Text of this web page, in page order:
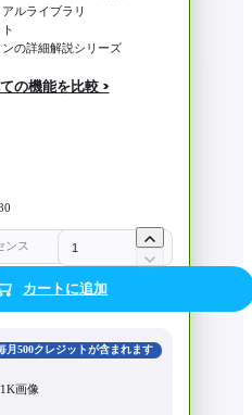
ルライブラリ
の詳細解説シリーズ
の機能を比較 >
ンス
カートに追加
月500クレジットが含まれます
画像